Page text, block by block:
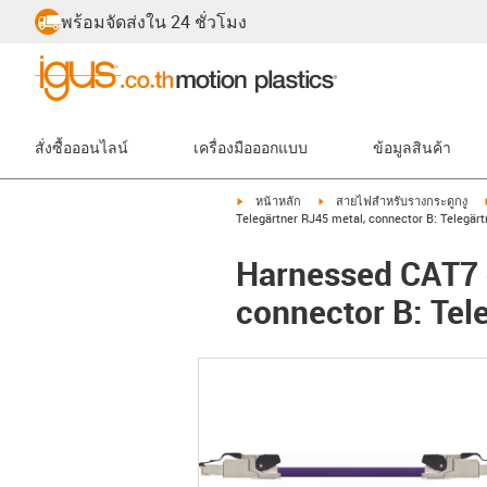
พร้อมจัดส่งใน 24 ชั่วโมง
สั่งซื้อออนไลน์ เครื่องมือออกแบบ ข้อมูลสินค้า
igus-icon-arrow-right
หน้าหลัก igus-icon-arrow-right
สายไฟสำหรับรางกระดูกงู
Telegärtner RJ45 metal, connector B:
Harnessed
connector B: